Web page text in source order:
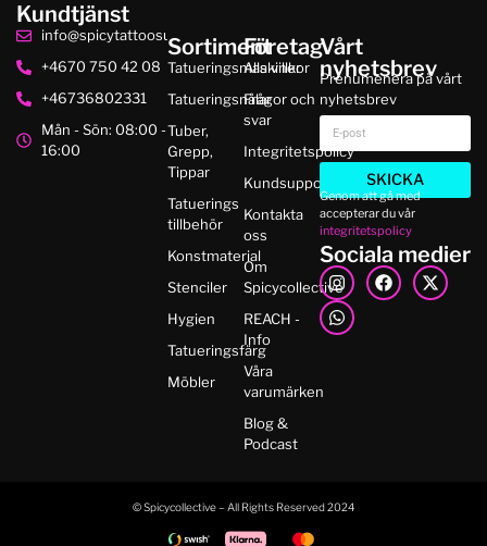
Kundtjänst
info@spicytattoosupplies.se
+4670 750 42 08
+46736802331
Mån - Sön: 08:00 -
16:00
Sortiment
Tatueringsmaskiner
Tatueringsnålar
Tuber,
Grepp,
Tippar
Tatuerings
tillbehör
Konstmaterial
Stenciler
Hygien
Tatueringsfärg
Möbler
Företag
Alla villkor
Frågor och
svar
Integritetspolicy
Kundsupport
Kontakta
oss
Om
Spicycollective
REACH -
Info
Våra
varumärken
Blog &
Podcast
Vårt
nyhetsbrev
Prenumenera på vårt
nyhetsbrev
SKICKA
Genom att gå med
accepterar du vår
integritetspolicy
Sociala medier
© Spicycollective – All Rights Reserved 2024